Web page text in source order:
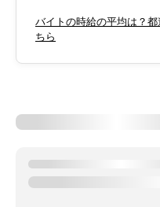
バイトの時給の平均は？
ちら